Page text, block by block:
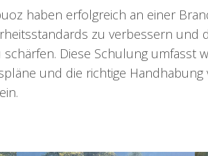
haben erfolgreich an einer
zu verbessern und
Diese Schulung umfasst
und die richtige